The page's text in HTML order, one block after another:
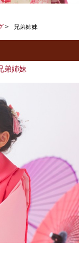
> 兄弟姉妹
弟姉妹